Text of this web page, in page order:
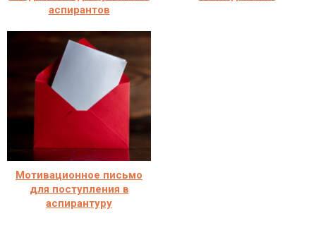
аспирантов
Мотивационное письмо
для поступления в
аспирантуру